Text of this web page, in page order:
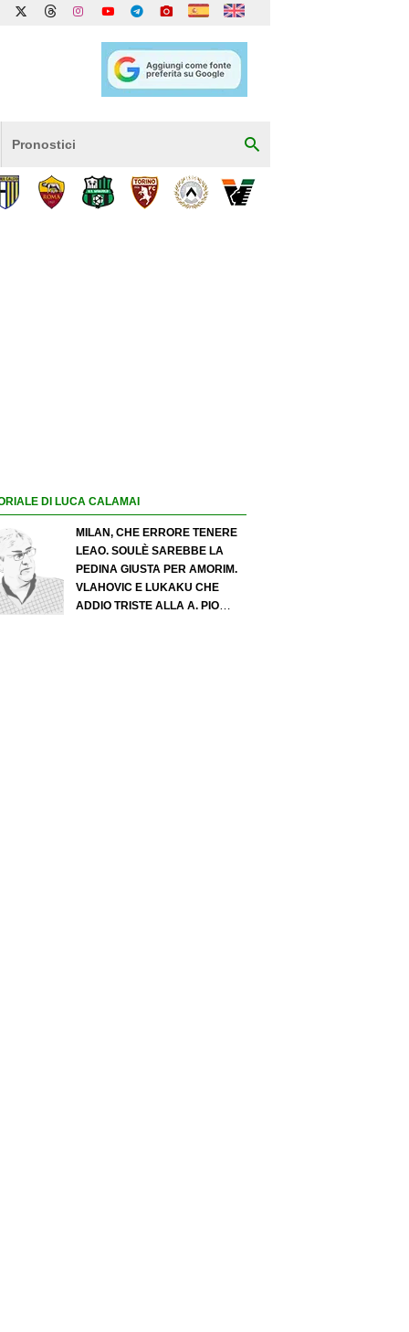
Pronostici
DI LUCA CALAMAI
MILAN, CHE ERRORE TENERE
LEAO. SOULÈ SAREBBE LA
PEDINA GIUSTA PER AMORIM.
VLAHOVIC E LUKAKU CHE
ADDIO TRISTE ALLA A. PIO